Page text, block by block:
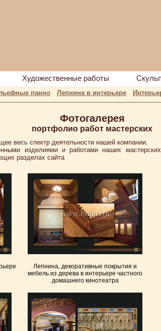
Художественные работы
панно Лепнина в интерьере
Фотогалерея
портфолио работ мастерских
весь спектр деятельности нашей компании.
изделиями и работами наших
разделах сайта
Лепнина, декоративные покрытия и
мебель из дерева в интерьере частного
домашнего кинотеатра